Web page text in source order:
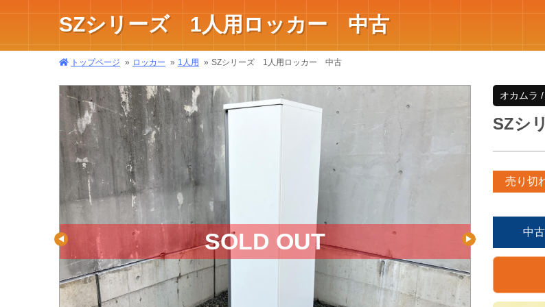
SZシリーズ 1人用ロッカー 中古
トップページ ロッカー 1人用 SZシリーズ 1人用ロッカー 中古
オカムラ
SZシ
売り切
中古